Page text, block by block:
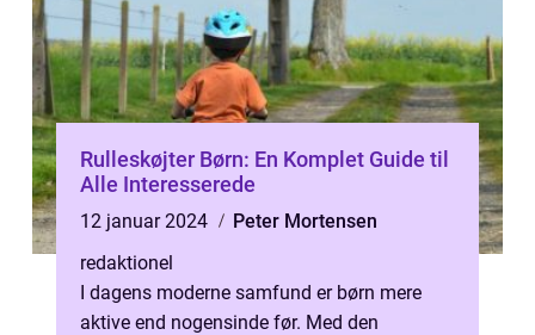
Rulleskøjter Børn: En Komplet Guide til
Alle Interesserede
12 januar 2024
Peter Mortensen
redaktionel
I dagens moderne samfund er børn mere
aktive end nogensinde før. Med den